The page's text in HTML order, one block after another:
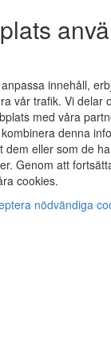
innehåll,
vår trafik. Vi delar
med våra
denna
eller som de
Genom att
cookies.
nödvändiga